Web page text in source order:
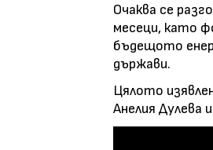
Очаква се
месеци, като
бъдещото
държави.
Цялото
Анелия Дулева